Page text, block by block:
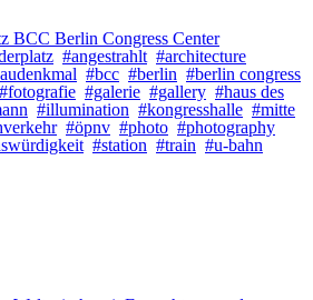
BCC Berlin Congress Center
#angestrahlt #architecture
#bcc #berlin #berlin congress
#fotografie #galerie #gallery #haus des
#illumination #kongresshalle #mitte
#öpnv #photo #photography
#station #train #u-bahn